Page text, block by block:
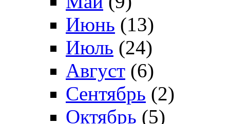
Июнь (13)
Июль (24)
Август (6)
Сентябрь (2)
Октябрь (5)